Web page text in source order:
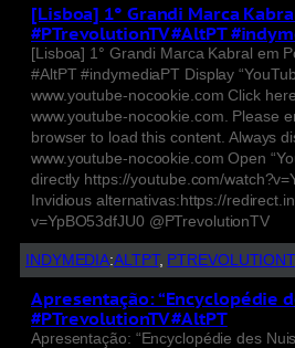
[Lisboa] 1° Grandi Marca
#PTrevolutionTV #AltPT
[Lisboa] 1° Grandi Marca Kabral em
#AltPT #indymediaPT Display
www.youtube-nocookie.com Click
www.youtube-nocookie.com. Please
browser to load this content. Always
www.youtube-nocookie.com Open
directly https://youtube.com/
Invidious alternativas:https://
v=YpBO53dfJU0 @PTrevolutionTV
INDYMEDIA:ALTPT,
Apresentação: “Encyclopédie
#PTrevolutionTV #AltPT
Apresentação: “Encyclopédie des